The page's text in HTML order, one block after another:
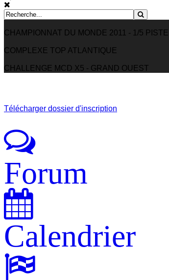
CHAMPIONNAT DU MONDE 2011 - 1/5 PISTE
COMPLEXE TOP ATLANTIQUE
CHALLENGE MCD X5 - GRAND OUEST
Télécharger dossier d'inscription
Forum
Calendrier